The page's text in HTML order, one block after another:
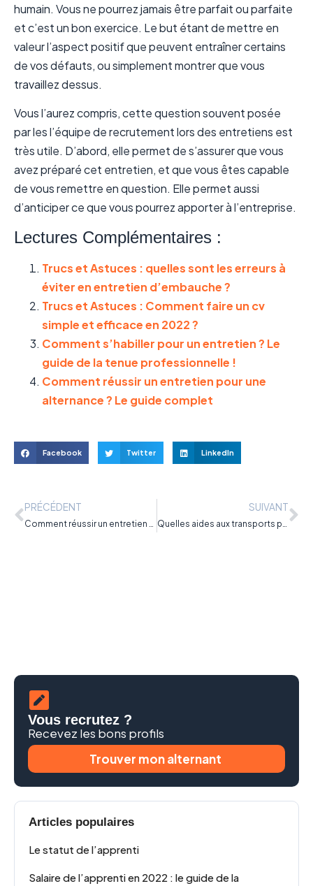
humain. Vous ne pourrez jamais être parfait ou parfaite
et c’est un bon exercice. Le but étant de mettre en
valeur l’aspect positif que peuvent entraîner certains
de vos défauts, ou simplement montrer que vous
travaillez dessus.
Vous l’aurez compris, cette question souvent posée
par les l’équipe de recrutement lors des entretiens est
très utile. D’abord, elle permet de s’assurer que vous
avez préparé cet entretien, et que vous êtes capable
de vous remettre en question. Elle permet aussi
d’anticiper ce que vous pourrez apporter à l’entreprise.
Lectures Complémentaires :
Trucs et Astuces : quelles sont les erreurs à
éviter en entretien d’embauche ?
Trucs et Astuces : Comment faire un cv
simple et efficace en 2022 ?
Comment s’habiller pour un entretien ? Le
guide de la tenue professionnelle !
Comment réussir un entretien pour une
alternance ? Le guide complet
Facebook Twitter LinkedIn
PRÉCÉDENT SUIVANT
Vous recrutez ?
Recevez les bons profils
Trouver mon alternant
Articles populaires
Le statut de l’apprenti
Salaire de l’apprenti en 2022 : le guide de la